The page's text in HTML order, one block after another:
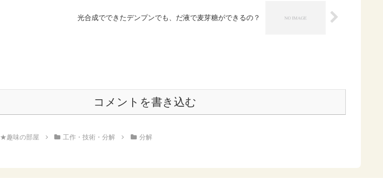
光合成でできたデンプンでも、だ液で麦芽糖ができるの？
コメントを書き込む
★趣味の部屋 工作・技術・分解 分解